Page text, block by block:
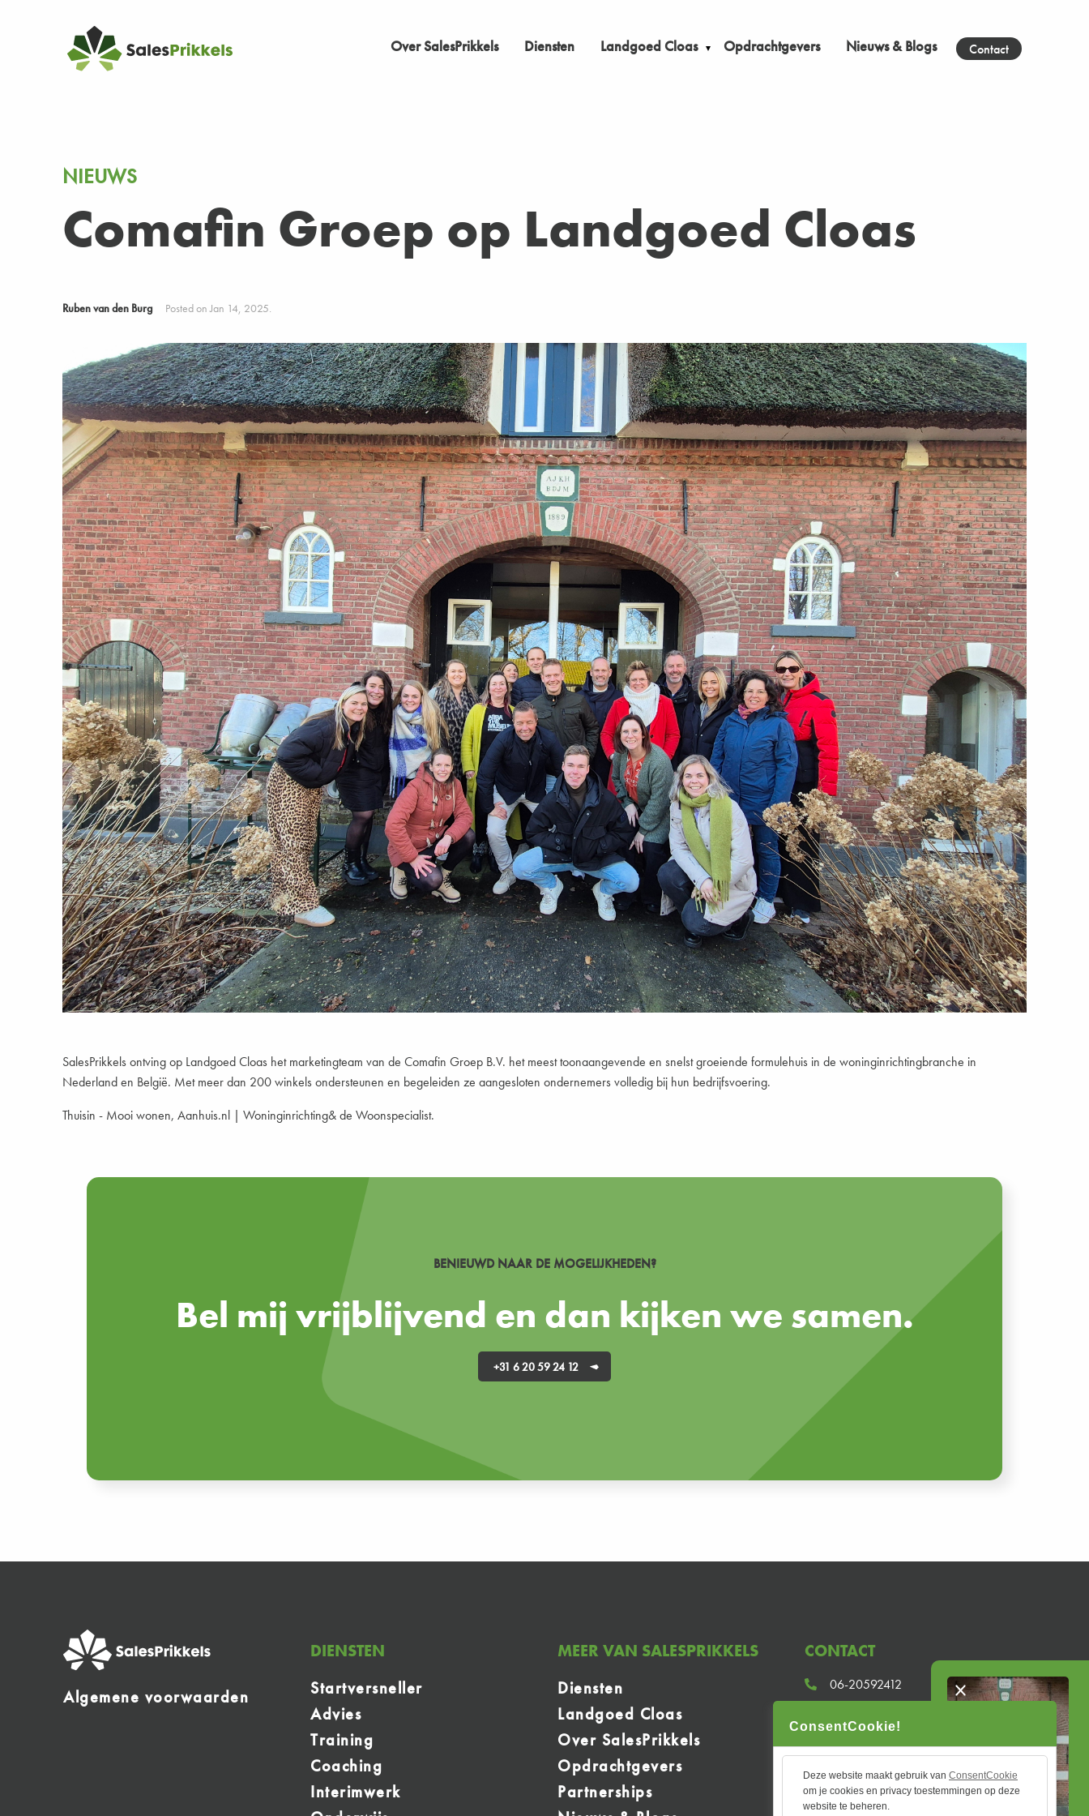
Over SalesPrikkels Diensten Landgoed Cloas Opdrachtgevers Nieuws & Blogs Contact
NIEUWS
Comafin Groep op Landgoed Cloas
Ruben van den Burg Posted on Jan 14, 2025.
SalesPrikkels ontving op Landgoed Cloas het marketingteam van de Comafin Groep B.V. het meest toonaangevende en snelst groeiende formulehuis in de woninginrichtingbranche in
Nederland en België. Met meer dan 200 winkels ondersteunen en begeleiden ze aangesloten ondernemers volledig bij hun bedrijfsvoering.
Thuisin - Mooi wonen, Aanhuis.nl | Woninginrichting& de Woonspecialist.
BENIEUWD NAAR DE MOGELIJKHEDEN?
Bel mij vrijblijvend en dan kijken we samen.
+31 6 20 59 24 12
Algemene voorwaarden
DIENSTEN
Startversneller
Advies
Training
Coaching
Interimwerk
MEER VAN SALESPRIKKELS
Diensten
Landgoed Cloas
Over SalesPrikkels
Opdrachtgevers
Partnerships
CONTACT
06-20592412
Kolhoopsdijk 8, 7475 TL, Markelo
70607834
ConsentCookie!
Deze website maakt gebruik van ConsentCookie
om je cookies en privacy toestemmingen op deze
website te beheren.